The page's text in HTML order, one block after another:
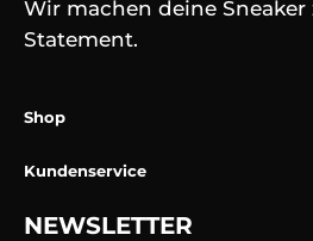
Wir machen deine Sneaker
Statement.
Shop
Kundenservice
NEWSLETTER